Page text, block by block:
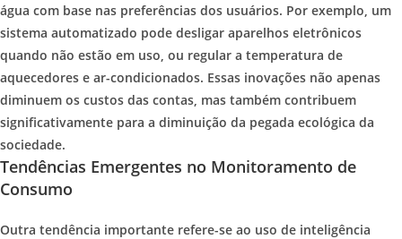
água com base nas preferências dos usuários. Por exemplo, um
sistema automatizado pode desligar aparelhos eletrônicos
quando não estão em uso, ou regular a temperatura de
aquecedores e ar-condicionados. Essas inovações não apenas
diminuem os custos das contas, mas também contribuem
significativamente para a diminuição da pegada ecológica da
sociedade.
Tendências Emergentes no Monitoramento de
Consumo
Outra tendência importante refere-se ao uso de inteligência